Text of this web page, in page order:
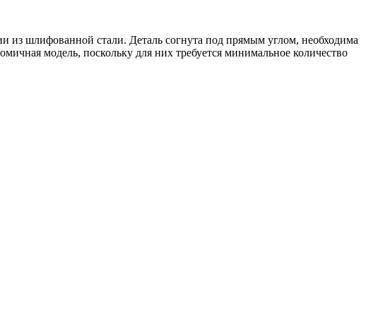
из шлифованной стали. Деталь согнута под прямым углом, необходима
модель, поскольку для них требуется минимальное количество